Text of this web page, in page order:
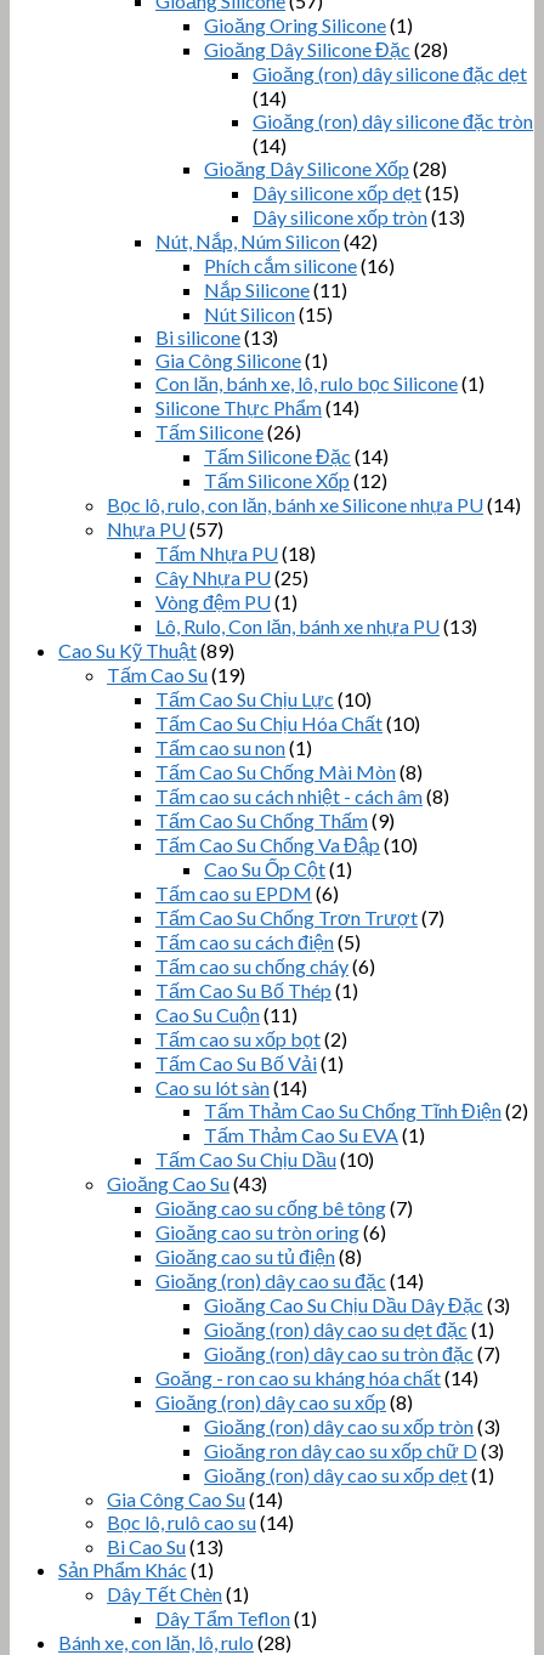
Gioăng Oring Silicone(1)
Gioăng Dây Silicone Đặc (28)
Gioăng (ron) dây silicone đặc dẹt
(14)
Gioăng (ron) dây silicone đặc tròn
(14)
Gioăng Dây Silicone Xốp (28)
Dây silicone xốp dẹt(15)
Dây silicone xốp tròn(13)
Nút, Nắp, Núm Silicon(42)
Phích cắm silicone(16)
Nắp Silicone(11)
Nút Silicon(15)
Bi silicone(13)
Gia Công Silicone(1)
Con lăn, bánh xe, lô, rulo bọc Silicone(1)
Silicone Thực Phẩm(14)
Tấm Silicone(26)
Tấm Silicone Đặc (14)
Tấm Silicone Xốp (12)
Bọc lô, rulo, con lăn, bánh xe Silicone nhựa PU(14)
Nhựa PU(57)
Tấm Nhựa PU(18)
Cây Nhựa PU(25)
Vòng đệm PU(1)
Lô, Rulo, Con lăn, bánh xe nhựa PU(13)
Cao Su Kỹ Thuật(89)
Tấm Cao Su(19)
Tấm Cao Su Chịu Lực (10)
Tấm Cao Su Chịu Hóa Chất(10)
Tấm cao su non(1)
Tấm Cao Su Chống Mài Mòn(8)
Tấm cao su cách nhiệt - cách âm(8)
Tấm Cao Su Chống Thấm(9)
Tấm Cao Su Chống Va Đập (10)
Cao Su Ốp Cột(1)
Tấm cao su EPDM (6)
Tấm Cao Su Chống Trơn Trượt(7)
Tấm cao su cách điện(5)
Tấm cao su chống cháy(6)
Tấm Cao Su Bố Thép (1)
Cao Su Cuộn(11)
Tấm cao su xốp bọt(2)
Tấm Cao Su Bố Vải(1)
Cao su lót sàn(14)
Tấm Thảm Cao Su Chống Tĩnh Điện(2)
Tấm Thảm Cao Su EVA(1)
Tấm Cao Su Chịu Dầu(10)
Gioăng Cao Su(43)
Gioăng cao su cống bê tông(7)
Gioăng cao su tròn oring(6)
Gioăng cao su tủ điện(8)
Gioăng (ron) dây cao su đặc (14)
Gioăng Cao Su Chịu Dầu Dây Đặc (3)
Gioăng (ron) dây cao su dẹt đặc (1)
Gioăng (ron) dây cao su tròn đặc (7)
Goăng - ron cao su kháng hóa chất(14)
Gioăng (ron) dây cao su xốp (8)
Gioăng (ron) dây cao su xốp tròn(3)
Gioăng ron dây cao su xốp chữ D(3)
Gioăng (ron) dây cao su xốp dẹt(1)
Gia Công Cao Su(14)
Bọc lô, rulô cao su(14)
Bi Cao Su(13)
Sản Phẩm Khác (1)
Dây Tết Chèn(1)
Dây Tẩm Teflon(1)
Bánh xe, con lăn, lô, rulo (28)